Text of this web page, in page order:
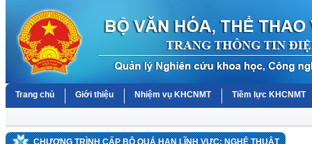
Trang chủ Giới thiệu Nhiệm vụ KHCNMT Tiềm lực KHCNMT
CHƯƠNG TRÌNH CẤP BỘ QUÁ HẠN LĨNH VỰC: NGHỆ THUẬT